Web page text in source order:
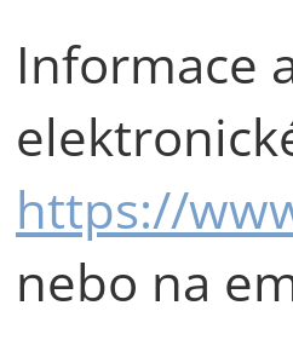
Informace
https://
nebo na